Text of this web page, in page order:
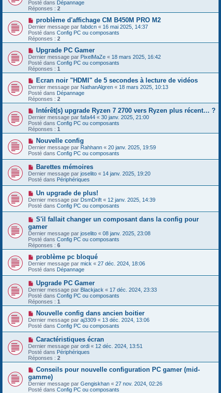
a
g
e
m
e
a
g
e
v
e
a
u
m
e
s
s
a
g
e
Posté dans Dépannage
Réponses : 2
N
o
u
v
e
a
m
e
s
s
a
g
e
problème d'affichage CM B450M PRO M2
Dernier message par fabdcn « 16 mai 2025, 14:37
Posté dans Config PC ou composants
Réponses : 2
N
o
u
v
e
a
u
m
e
s
s
a
g
e
Upgrade PC Gamer
Dernier message par PixelMaZe « 18 mars 2025, 16:42
Posté dans Config PC ou composants
Réponses : 1
N
o
u
v
e
a
u
m
e
s
s
a
g
e
Ecran noir "HDMI" de 5 secondes à lecture de vidéos
Dernier message par NathanAlgren « 18 mars 2025, 10:13
Posté dans Dépannage
Réponses : 2
N
o
u
v
e
a
u
m
e
s
a
g
e
Intérêt(s) upgrade Ryzen 7 2700 vers Ryzen plus récent… ?
Dernier message par fafa44 « 30 janv. 2025, 21:00
Posté dans Config PC ou composants
Réponses : 1
N
o
u
v
e
a
u
m
e
s
s
a
g
e
Nouvelle config
Dernier message par Rahhann « 20 janv. 2025, 19:59
Posté dans Config PC ou composants
N
o
u
v
e
a
u
m
e
s
s
a
g
e
Barettes mémoires
Dernier message par joselito « 14 janv. 2025, 19:20
Posté dans Périphériques
N
o
u
v
e
a
u
m
e
s
s
a
g
e
Un upgrade de plus!
Dernier message par DsmDrift « 12 janv. 2025, 14:39
Posté dans Config PC ou composants
N
u
v
e
a
m
e
s
s
a
g
e
S'il fallait changer un composant dans la config pour
gamer
Dernier message par joselito « 08 janv. 2025, 23:08
Posté dans Config PC ou composants
Réponses : 6
N
o
u
v
e
a
u
m
e
s
a
g
e
problème pc bloqué
Dernier message par mick « 27 déc. 2024, 18:06
Posté dans Dépannage
N
o
u
v
e
a
u
m
e
s
a
g
e
Upgrade PC Gamer
Dernier message par Blackjack « 17 déc. 2024, 23:33
Posté dans Config PC ou composants
Réponses : 1
N
o
u
v
a
u
m
e
s
a
g
e
Nouvelle config dans ancien boitier
Dernier message par aj3309 « 13 déc. 2024, 13:06
Posté dans Config PC ou composants
N
o
u
v
e
a
m
e
s
Caractéristiques écran
Dernier message par ordi « 12 déc. 2024, 13:51
Posté dans Périphériques
Réponses : 2
N
u
v
e
Conseils pour nouvelle configuration PC gamer (mid-
gamme)
Dernier message par Gengiskhan « 27 nov. 2024, 02:26
Posté dans Config PC ou composants